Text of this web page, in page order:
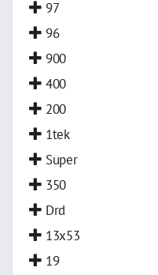
97
96
900
400
200
1tek
Super
350
Drd
13x53
19